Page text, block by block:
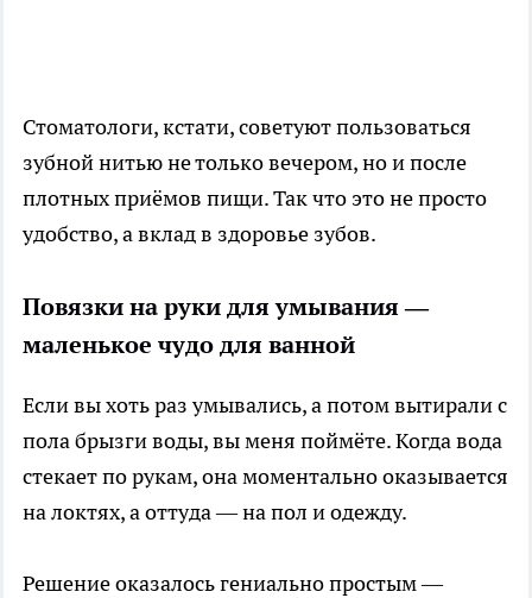
Стоматологи, кстати, советуют пользоваться
зубной нитью не только вечером, но и после
плотных приёмов пищи. Так что это не просто
удобство, а вклад в здоровье зубов.
Повязки на руки для умывания —
маленькое чудо для ванной
Если вы хоть раз умывались, а потом вытирали с
пола брызги воды, вы меня поймёте. Когда вода
стекает по рукам, она моментально оказывается
на локтях, а оттуда — на пол и одежду.
Решение оказалось гениально простым —